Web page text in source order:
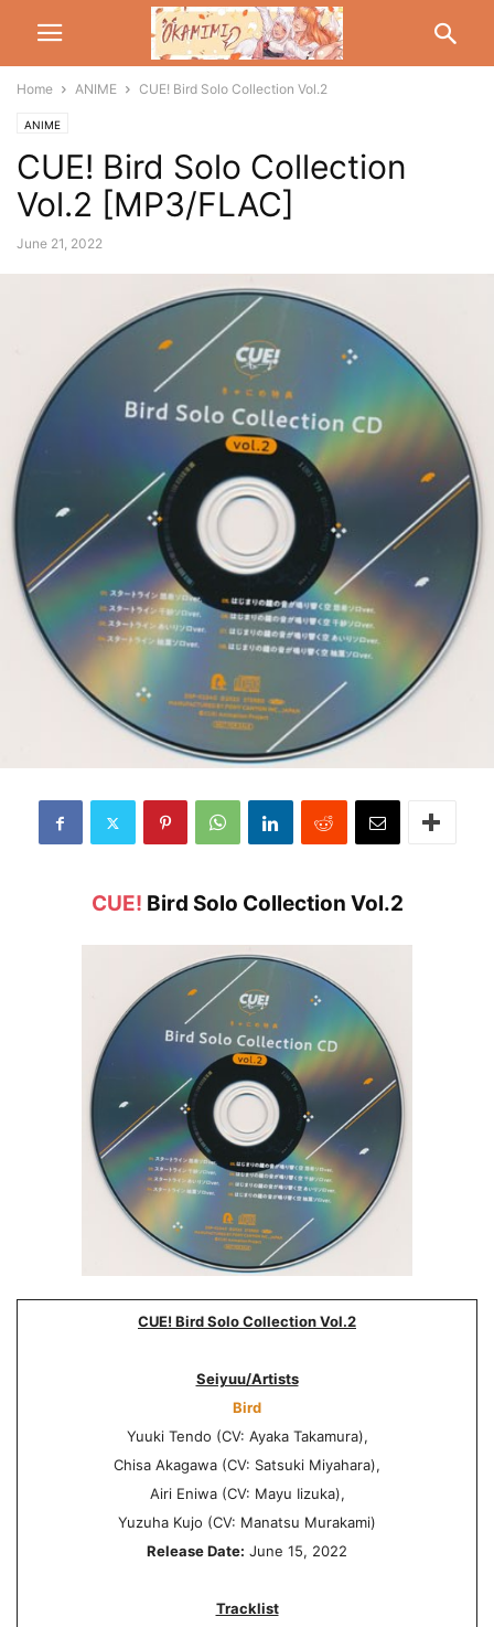
Home ANIME CUE! Bird Solo Collection Vol.2
ANIME
CUE! Bird Solo Collection
Vol.2 [MP3/FLAC]
June 21, 2022
CUE! Bird Solo Collection Vol.2
CUE! Bird Solo Collection Vol.2
Seiyuu/Artists
Bird
Yuuki Tendo (CV: Ayaka Takamura),
Chisa Akagawa (CV: Satsuki Miyahara),
Airi Eniwa (CV: Mayu Iizuka),
Yuzuha Kujo (CV: Manatsu Murakami)
Release Date: June 15, 2022
Tracklist